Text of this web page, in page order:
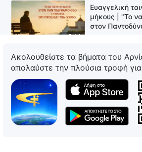
5:44
Ευαγγελική
μήκους | "Το να
στον
13:58
Χριστιανική
Μήκους |
σταδίων έργο
σωτηρία του
Χριστιανική
Μήκους | "Γιατί
Ακολουθείστε τα βήματα του
απολαύστε την πλούσια τροφή